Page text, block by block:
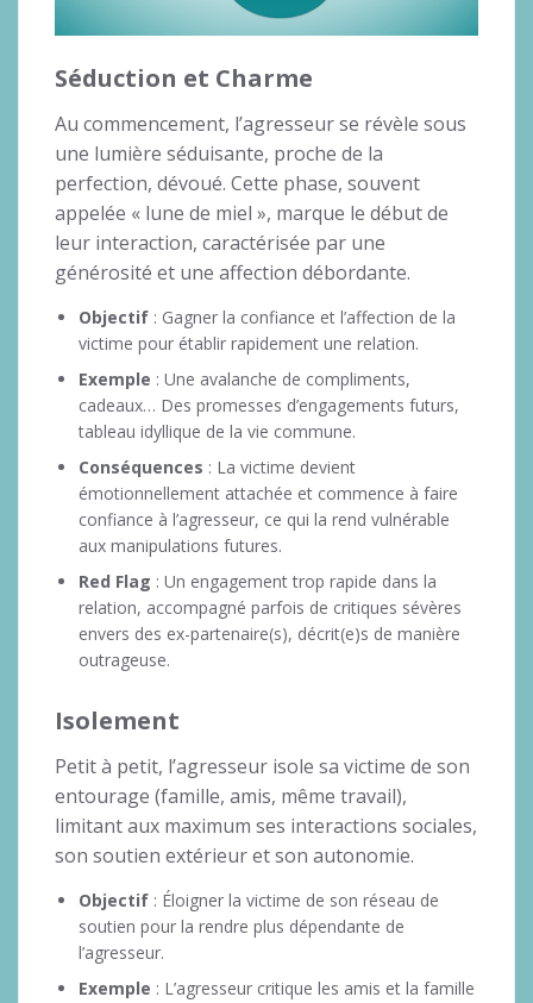
Séduction et Charme
Au commencement, l’agresseur se révèle sous
une lumière séduisante, proche de la
perfection, dévoué. Cette phase, souvent
appelée « lune de miel », marque le début de
leur interaction, caractérisée par une
générosité et une affection débordante.
Objectif : Gagner la confiance et l’affection de la
victime pour établir rapidement une relation.
Exemple : Une avalanche de compliments,
cadeaux… Des promesses d’engagements futurs,
tableau idyllique de la vie commune.
Conséquences : La victime devient
émotionnellement attachée et commence à faire
confiance à l’agresseur, ce qui la rend vulnérable
aux manipulations futures.
Red Flag : Un engagement trop rapide dans la
relation, accompagné parfois de critiques sévères
envers des ex-partenaire(s), décrit(e)s de manière
outrageuse.
Isolement
Petit à petit, l’agresseur isole sa victime de son
entourage (famille, amis, même travail),
limitant aux maximum ses interactions sociales,
son soutien extérieur et son autonomie.
Objectif : Éloigner la victime de son réseau de
soutien pour la rendre plus dépendante de
l’agresseur.
Exemple : L’agresseur critique les amis et la famille